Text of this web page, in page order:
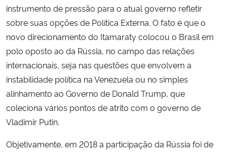
instrumento de pressão para o atual governo refletir
sobre suas opções de Política Externa. O fato é que o
novo direcionamento do Itamaraty colocou o Brasil em
polo oposto ao da Rússia, no campo das relações
internacionais, seja nas questões que envolvem a
instabilidade política na Venezuela ou no simples
alinhamento ao Governo de Donald Trump, que
coleciona vários pontos de atrito com o governo de
Vladimir Putin.
Objetivamente, em 2018 a participação da Rússia foi de